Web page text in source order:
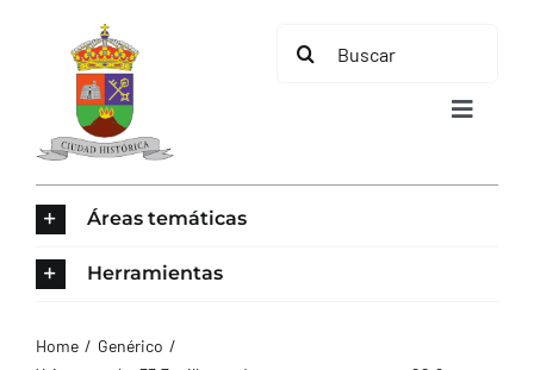
contenido
Buscar:
Toggle
Áreas temáticas
Herramientas
Home
Genérico